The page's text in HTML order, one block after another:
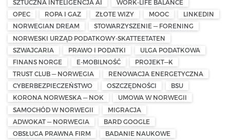
SZTUCZNA INTELIGENCJA AI
WORK-LIFE BALANCE
OPEC
ROPA I GAZ ZŁOTE WIZY MOOC
LINKEDIN
NORWEGIAN DREAM
STOWARZYSZENIE — FORENING
NORWESKI URZĄD PODATKOWY-SKATTEETATEN
SZWAJCARIA
PRAWO I PODATKI
ULGA PODATKOWA
FINANS NORGE
E-MOBILNOŚĆ
PROJEKT—K
TRUST CLUB — NORWEGIA
RENOWACJA ENERGETYCZNA
CYBERBEZPIECZEŃSTWO
OSZCZĘDNOŚCI
BSU
KORONA NORWESKA — NOK
UMOWA W NORWEGII
SAMOCHÓD W NORWEGII
MIGRACJA
ADWOKAT — NORWEGIA
BARD GOOGLE
OBSŁUGA PRAWNA FIRM
BADANIE NAUKOWE